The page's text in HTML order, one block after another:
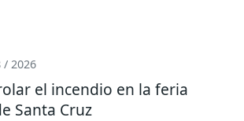
/ 2026
el incendio en la feria
Santa Cruz